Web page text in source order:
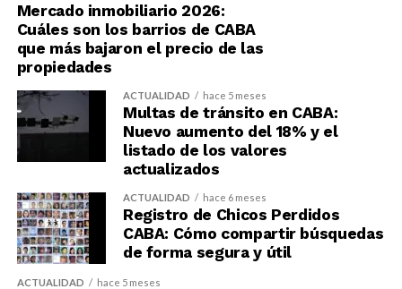
Mercado inmobiliario 2026:
Cuáles son los barrios de CABA
que más bajaron el precio de las
propiedades
ACTUALIDAD hace 5 meses
Multas de tránsito en CABA:
Nuevo aumento del 18% y el
listado de los valores
actualizados
ACTUALIDAD hace 6 meses
Registro de Chicos Perdidos
CABA: Cómo compartir búsquedas
de forma segura y útil
ACTUALIDAD hace 5 meses